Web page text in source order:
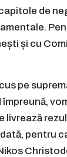
de
și cu
pe
livrează
pentru